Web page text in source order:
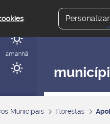
.
hoje
amanhã
Municipais Florestas